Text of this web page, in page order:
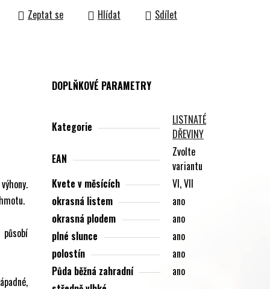
Zeptat se Hlídat Sdílet
DOPLŇKOVÉ PARAMETRY
Kategorie
LISTNATÉ
DŘEVINY
EAN
Zvolte
variantu
Kvete v měsících
VI, VII
okrasná listem
ano
okrasná plodem
ano
plné slunce
ano
polostín
ano
Půda běžná zahradní
ano